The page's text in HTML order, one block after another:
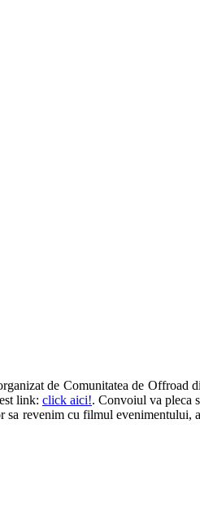
de Comunitatea de Offroad
link: click aici!. Convoiul va pleca
sa revenim cu filmul evenimentului,